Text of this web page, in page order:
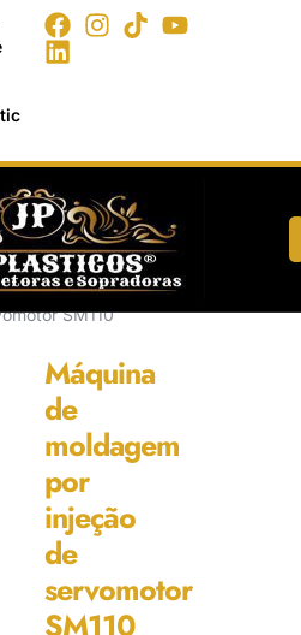
por Injeção >
Injeção servmotor
moldagem por
SM110
Máquina
de
moldagem
por
injeção
de
servomotor
SM110